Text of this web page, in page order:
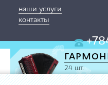
наши услуги
контакты
24 шт.